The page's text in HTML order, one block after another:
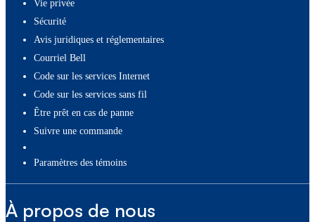
Vie privée
Sécurité
Avis juridiques et réglementaires
Courriel Bell
Code sur les services Internet
Code sur les services sans fil
Être prêt en cas de panne
Suivre une commande
paramètres des témoins
À propos de nous